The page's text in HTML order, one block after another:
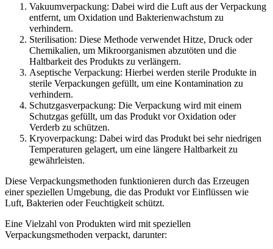
Vakuumverpackung: Dabei wird die Luft aus der Verpackung
entfernt, um Oxidation und Bakterienwachstum zu
verhindern.
Sterilisation: Diese Methode verwendet Hitze, Druck oder
Chemikalien, um Mikroorganismen abzutöten und die
Haltbarkeit des Produkts zu verlängern.
Aseptische Verpackung: Hierbei werden sterile Produkte in
sterile Verpackungen gefüllt, um eine Kontamination zu
verhindern.
Schutzgasverpackung: Die Verpackung wird mit einem
Schutzgas gefüllt, um das Produkt vor Oxidation oder
Verderb zu schützen.
Kryoverpackung: Dabei wird das Produkt bei sehr niedrigen
Temperaturen gelagert, um eine längere Haltbarkeit zu
gewährleisten.
Diese Verpackungsmethoden funktionieren durch das Erzeugen
einer speziellen Umgebung, die das Produkt vor Einflüssen wie
Luft, Bakterien oder Feuchtigkeit schützt.
Eine Vielzahl von Produkten wird mit speziellen
Verpackungsmethoden verpackt, darunter: